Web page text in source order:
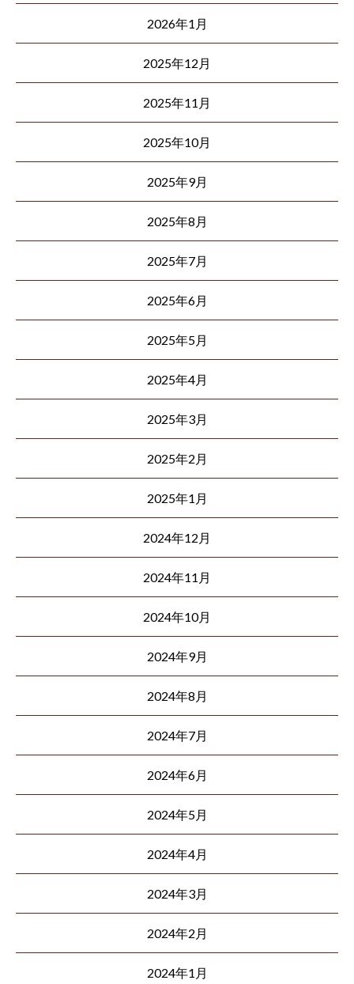
2026年1月
2025年12月
2025年11月
2025年10月
2025年9月
2025年8月
2025年7月
2025年6月
2025年5月
2025年4月
2025年3月
2025年2月
2025年1月
2024年12月
2024年11月
2024年10月
2024年9月
2024年8月
2024年7月
2024年6月
2024年5月
2024年4月
2024年3月
2024年2月
2024年1月